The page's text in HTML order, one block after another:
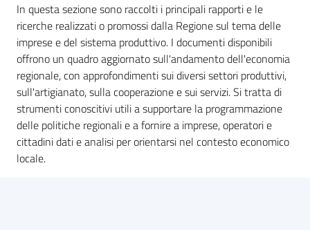
Leggi
Atti
Bandi
Piani
Programmi
Progetti
In questa sezione sono raccolti i principali rapporti e le
ricerche realizzati o promossi dalla Regione sul tema delle
imprese e del sistema produttivo. I documenti disponibili
offrono un quadro aggiornato sull'andamento dell'economia
regionale, con approfondimenti sui diversi settori produttivi,
sull'artigianato, sulla cooperazione e sui servizi. Si tratta di
strumenti conoscitivi utili a supportare la programmazione
delle politiche regionali e a fornire a imprese, operatori e
cittadini dati e analisi per orientarsi nel contesto economico
locale.